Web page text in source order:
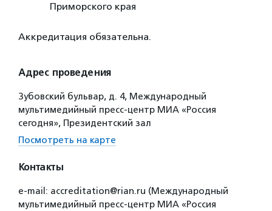
Приморского края
Аккредитация обязательна.
Адрес проведения
Зубовский бульвар, д. 4, Международный
мультимедийный пресс-центр МИА «Россия
сегодня», Президентский зал
Посмотреть на карте
Контакты
e-mail: accreditation@rian.ru (Международный
мультимедийный пресс-центр МИА «Россия